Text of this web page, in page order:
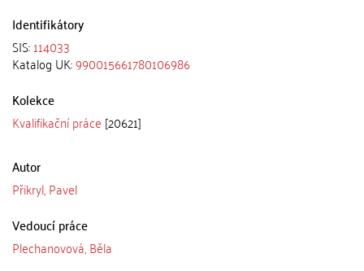
Identifikátory
SIS:114033
Katalog UK:990015661780106986
Kolekce
Kvalifikační práce [20621]
Autor
Přikryl, Pavel
Vedoucí práce
Plechanovová, Běla